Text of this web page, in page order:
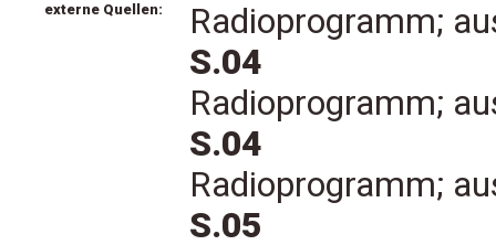
externe Quellen:
Radioprogramm;
S.04
Radioprogramm;
S.04
Radioprogramm;
S.05